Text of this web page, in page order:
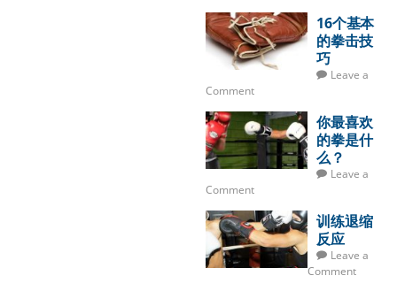
16个基本
的拳击技
巧
Leave a
Comment
你最喜欢
的拳是什
么？
Leave a
Comment
训练退缩
反应
Leave a
Comment